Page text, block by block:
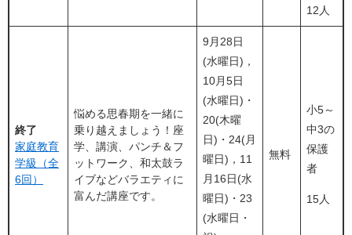
12人
終了
家庭教育
学級（全
6回）
悩める思春期を一緒に
乗り越えましょう！座
学、講演、パンチ＆フ
ットワーク、和太鼓ラ
イブなどバラエティに
富んだ講座です。
9月28日
(水曜日)，
10月5日
(水曜日)・
20(木曜
日)・24(月
曜日)，11
月16日​(水
曜日)・23
(水曜日・​
無料
小5～
中3の
保護
者
15人